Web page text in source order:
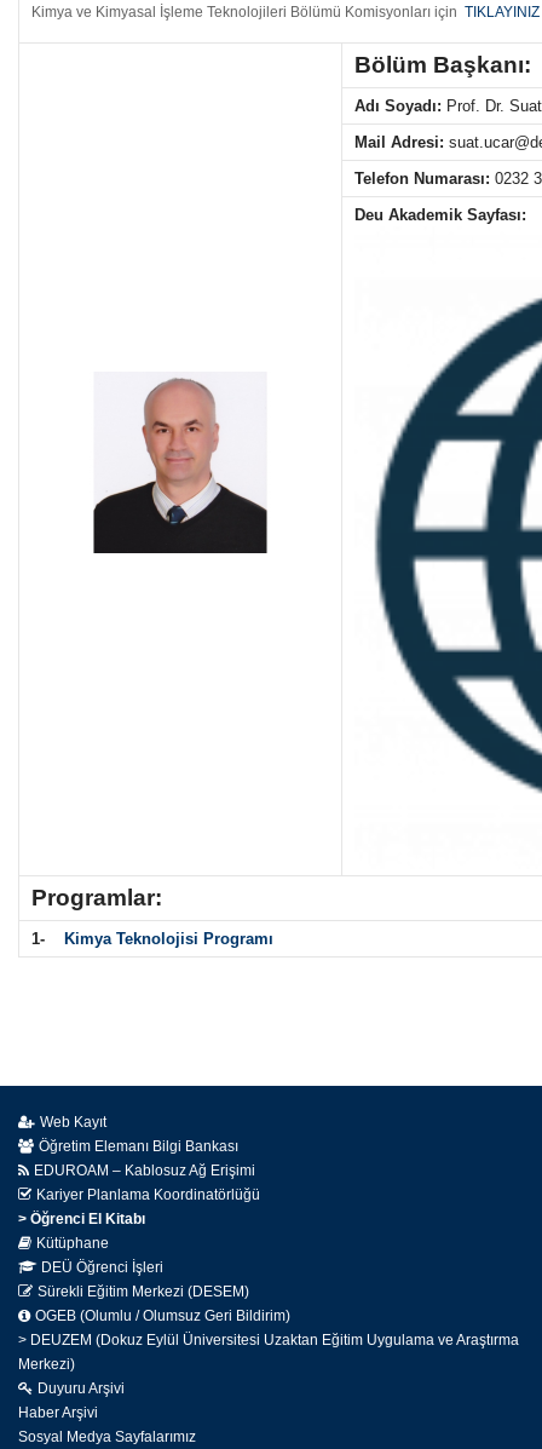
Kimya ve Kimyasal İşleme Teknolojileri Bölümü Komisyonları için TIKLAYINIZ
Bölüm Başkanı:
Adı Soyadı: Prof. Dr.
Mail Adresi:
Telefon Numarası: 0232
Deu Akademik Sayfası:
Programlar:
1- Kimya Teknolojisi Programı
Web Kayıt
Öğretim Elemanı Bilgi Bankası
EDUROAM – Kablosuz Ağ Erişimi
Kariyer Planlama Koordinatörlüğü
> Öğrenci El Kitabı
Kütüphane
DEÜ Öğrenci İşleri
Sürekli Eğitim Merkezi (DESEM)
OGEB (Olumlu / Olumsuz Geri Bildirim)
> DEUZEM (Dokuz Eylül Üniversitesi Uzaktan Eğitim Uygulama ve Araştırma
Merkezi)
Duyuru Arşivi
Haber Arşivi
Sosyal Medya Sayfalarımız